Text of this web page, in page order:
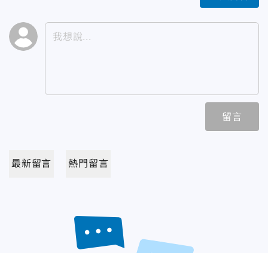
留言
最新留言 熱門留言